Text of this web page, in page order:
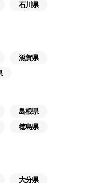
石川県
滋賀県
島根県
徳島県
大分県